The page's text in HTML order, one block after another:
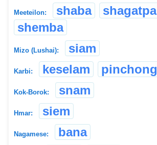
Meeteilon: shaba
shagatpa
shemba
Mizo (Lushai): siam
Karbi: keselam pinchong
Kok-Borok: snam
Hmar: siem
Nagamese: bana